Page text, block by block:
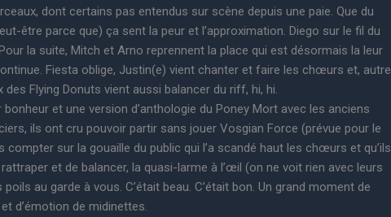
dont certains pas entendus sur scène depuis une paie. Que du
être parce que) ça sent la peur et l’approximation. Diego sur le fil du
la suite, Mitch et Arno reprennent la place qui est désormais la leur
Fiesta oblige, Justin(e) vient chanter et faire les chœurs et, autre
des Flying Donuts vient aussi balancer du riff, hi, hi.
et une version d’anthologie du Poney Mort avec les anciens
ils ont cru pouvoir partir sans jouer Vosgian Force (prévue pour le
compter sur la gouaille du public qui l’a scandé haut les chœurs et qu’ils
et de balancer, la quasi-larme à l’œil (on ne voit rien avec leurs
au garde à vous. C’était beau. C’était bon. Un grand moment de
d’émotion de midinettes.